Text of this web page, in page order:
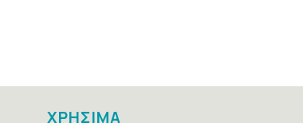
ΧΡΗΣΙΜΑ